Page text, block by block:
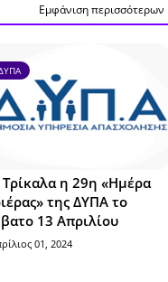
Εμφάνιση περισσότερων
Τρίκαλα η 29η «Ημέρα
της ΔΥΠΑ το
13 Απριλίου
01, 2024